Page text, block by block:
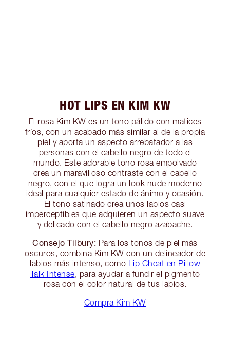
HOT LIPS EN KIM KW
El rosa Kim KW es un tono pálido con matices
fríos, con un acabado más similar al de la propia
piel y aporta un aspecto arrebatador a las
personas con el cabello negro de todo el
mundo. Este adorable tono rosa empolvado
crea un maravilloso contraste con el cabello
negro, con el que logra un look nude moderno
ideal para cualquier estado de ánimo y ocasión.
El tono satinado crea unos labios casi
imperceptibles que adquieren un aspecto suave
y delicado con el cabello negro azabache.
Consejo Tilbury: Para los tonos de piel más
oscuros, combina Kim KW con un delineador de
labios más intenso, como Lip Cheat en Pillow
Talk Intense, para ayudar a fundir el pigmento
rosa con el color natural de tus labios.
Compra Kim KW